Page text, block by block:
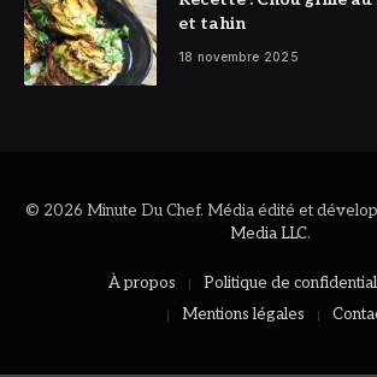
et tahin
18 novembre 2025
© 2026 Minute Du Chef. Média édité et
Media LLC.
À propos Politique de
Mentions légales